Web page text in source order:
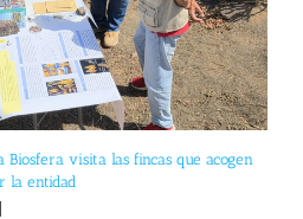
Biosfera visita las fincas que acogen
la entidad
|